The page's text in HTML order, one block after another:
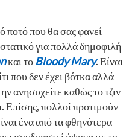
ποτό που θα σας φανεί
για πολλά δημοφιλή
και τοBloody Mary. Είναι
που δεν έχει βότκα αλλά
ανησυχείτε καθώς το τζιν
Επίσης, πολλοί προτιμούν
ένα από τα φθηνότερα